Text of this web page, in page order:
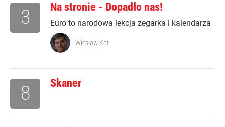
Na stronie - Dopadło nas!
Euro to narodowa lekcja zegarka i kalendarza
3
Wiesław Kot
Skaner
8